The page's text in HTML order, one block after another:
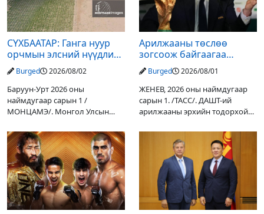
СҮХБААТАР: Ганга нуур
орчмын элсний нүүдлийг
зогсоох туршилтын ажил
үр дүнгээ өгч эхэлжээ
Burged 2026/08/02
Баруун-Урт 2026 оны
наймдугаар сарын 1 /
МОНЦАМЭ/. Монгол Улсын
Дарьгангын Ганга нуурыг
сэргээн, хамгаалах төслийг
улсын төсвийн хөрөнгө
оруулалтаар хийж буй.
Төслийн
Арилжааны төслөө
зогсоож байгаагаа
Ж.Инфантино мэдэгдэв
Burged 2026/08/01
ЖЕНЕВ, 2026 оны наймдугаар
сарын 1. /ТАСС/. ДАШТ-ий
арилжааны эрхийн тодорхой
оруулагчдад худалдах
төслөөсөө татгалзахаар
шийдвэрлэснээ ФИФА-гийн
ерөнхийлөгч Жанни